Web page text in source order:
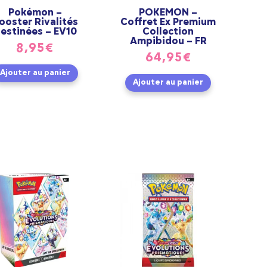
Pokémon –
Rivalités
– EV10
8,95€
Ajouter au panier
POKEMON –
Coffret Ex Premium
Collection
Ampibidou – FR
64,95€
Ajouter au panier